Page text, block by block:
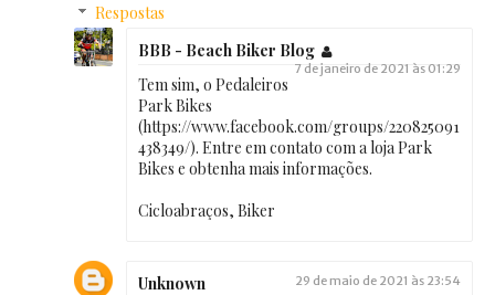
Respostas
BBB - Beach Biker Blog
7 de janeiro de 2021 às 01:29
Tem sim, o Pedaleiros
Park Bikes
(https://www.facebook.com/groups/220825091
438349/). Entre em contato com a loja Park
Bikes e obtenha mais informações.
Cicloabraços, Biker
Unknown 29 de maio de 2021 às 23:54